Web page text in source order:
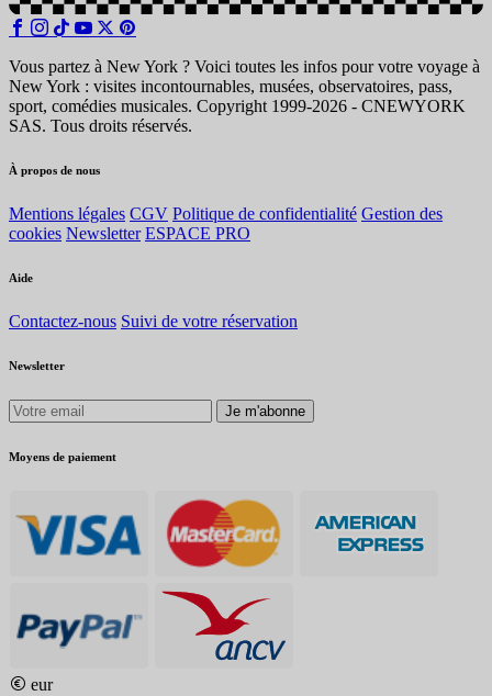
Vous partez à New York ? Voici toutes les infos pour votre voyage à
New York : visites incontournables, musées, observatoires, pass,
sport, comédies musicales. Copyright 1999-2026 - CNEWYORK
SAS. Tous droits réservés.
À propos de nous
Mentions légales CGV Politique de confidentialité Gestion des
cookies Newsletter ESPACE PRO
Aide
Contactez-nous Suivi de votre réservation
Newsletter
Je m'abonne
Moyens de paiement
eur